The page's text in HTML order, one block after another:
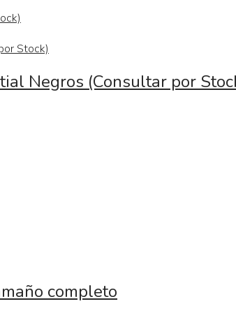
Negros (Consultar por
completo